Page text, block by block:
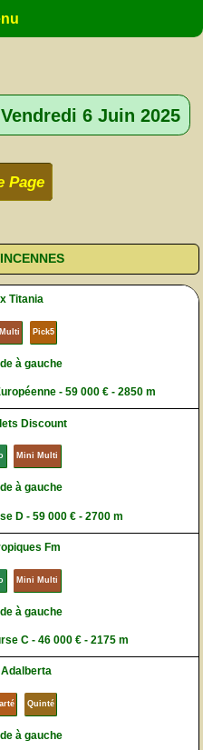
6 Juin 2025
Page
Titania
Pick5
à gauche
- 59 000 € - 2850 m
Discount
Mini Multi
à gauche
D - 59 000 € - 2700 m
Fm
Mini Multi
à gauche
C - 46 000 € - 2175 m
Quinté
à gauche